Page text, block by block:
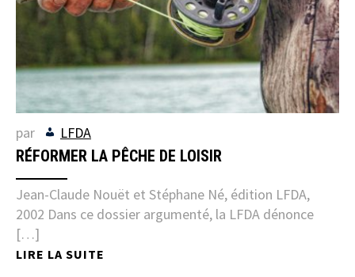
par LFDA
RÉFORMER LA PÊCHE DE LOISIR
Jean-Claude Nouët et Stéphane Né, édition LFDA,
2002 Dans ce dossier argumenté, la LFDA dénonce
[…]
LIRE LA SUITE